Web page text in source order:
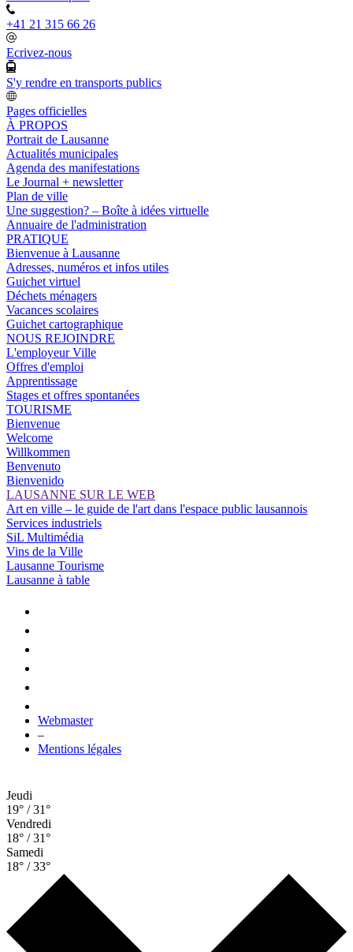
+41 21 315 66 26
Ecrivez-nous
S'y rendre en transports publics
Pages officielles
À PROPOS
Portrait de Lausanne
Actualités municipales
Agenda des manifestations
Le Journal + newsletter
Plan de ville
Une suggestion? – Boîte à idées virtuelle
Annuaire de l'administration
PRATIQUE
Bienvenue à Lausanne
Adresses, numéros et infos utiles
Guichet virtuel
Déchets ménagers
Vacances scolaires
Guichet cartographique
NOUS REJOINDRE
L'employeur Ville
Offres d'emploi
Apprentissage
Stages et offres spontanées
TOURISME
Bienvenue
Welcome
Willkommen
Benvenuto
Bienvenido
LAUSANNE SUR LE WEB
Art en ville – le guide de l'art dans l'espace public lausannois
Services industriels
SiL Multimédia
Vins de la Ville
Lausanne Tourisme
Lausanne à table
Webmaster
–
Mentions légales
Jeudi
19° / 31°
Vendredi
18° / 31°
Samedi
18° / 33°